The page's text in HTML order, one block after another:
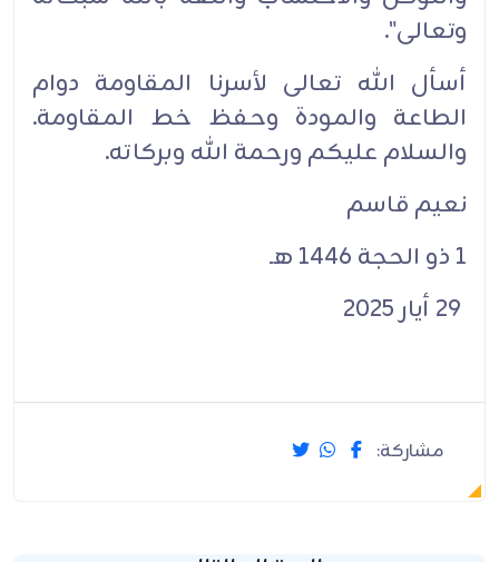
وتعالى".
أسأل الله تعالى لأسرنا المقاومة دوام
الطاعة والمودة وحفظ خط المقاومة.
والسلام عليكم ورحمة الله وبركاته.
نعيم قاسم
1 ذو الحجة 1446 هـ
مشاركة: